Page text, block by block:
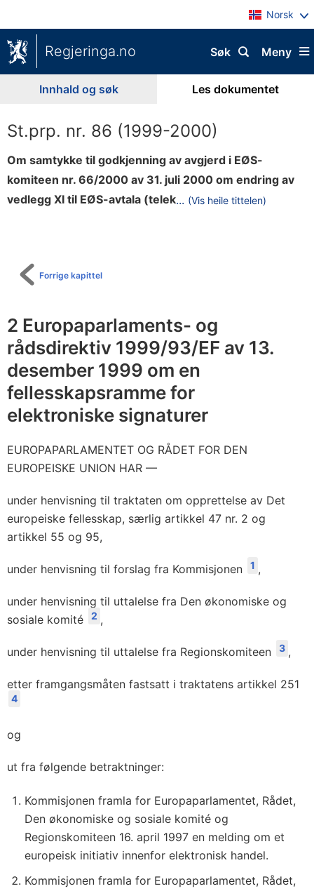
Norsk
Regjeringa.no Meny
Søk
Innhald og søk Les dokumentet
St.prp. nr. 86 (1999-2000)
Om samtykke til godkjenning av avgjerd i EØS-
komiteen nr. 66/2000 av 31. juli 2000 om endring av
vedlegg XI til EØS-avtala (telek... (Vis heile tittelen)
s
n
Forrige kapittel
2 Europaparlaments- og
rådsdirektiv 1999/93/EF av 13.
desember 1999 om en
fellesskapsramme for
elektroniske signaturer
EUROPAPARLAMENTET OG RÅDET FOR DEN
EUROPEISKE UNION HAR —
under henvisning til traktaten om opprettelse av Det
europeiske fellesskap, særlig artikkel 47 nr. 2 og
artikkel 55 og 95,
under henvisning til forslag fra Kommisjonen 1 ,
under henvisning til uttalelse fra Den økonomiske og
sosiale komité
2 ,
under henvisning til uttalelse fra Regionskomiteen 3 ,
etter framgangsmåten fastsatt i traktatens artikkel 251
4
og
ut fra følgende betraktninger:
Kommisjonen framla for Europaparlamentet, Rådet,
Den økonomiske og sosiale komité og
Regionskomiteen 16. april 1997 en melding om et
europeisk initiativ innenfor elektronisk handel.
Kommisjonen framla for Europaparlamentet, Rådet,